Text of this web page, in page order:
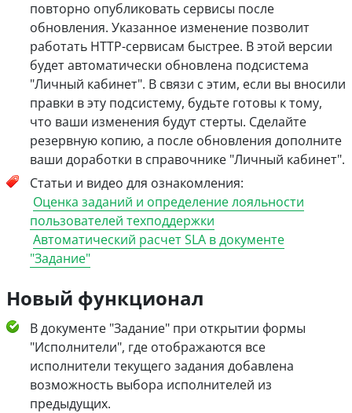
повторно опубликовать сервисы после
обновления. Указанное изменение позволит
работать HTTP-сервисам быстрее. В этой версии
будет автоматически обновлена подсистема
"Личный кабинет". В связи с этим, если вы вносили
правки в эту подсистему, будьте готовы к тому,
что ваши изменения будут стерты. Сделайте
резервную копию, а после обновления дополните
ваши доработки в справочнике "Личный кабинет".
Статьи и видео для ознакомления:
Оценка заданий и определение лояльности
пользователей техподдержки
Автоматический расчет SLA в документе
"Задание"
Новый функционал
В документе "Задание" при открытии формы
"Исполнители", где отображаются все
исполнители текущего задания добавлена
возможность выбора исполнителей из
предыдущих.